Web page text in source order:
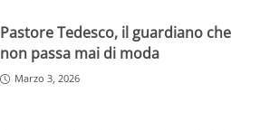
Pastore Tedesco, il guardiano che
non passa mai di moda
Marzo 3, 2026